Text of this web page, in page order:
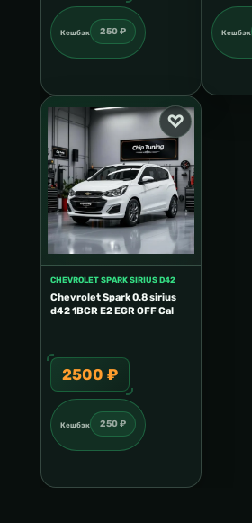
Кешбэк 250 ₽ Кешбэк
CHEVROLET SPARK SIRIUS D42
Chevrolet Spark 0.8 sirius
d42 1BCR E2 EGR OFF Cal
2500 ₽
Кешбэк 250 ₽